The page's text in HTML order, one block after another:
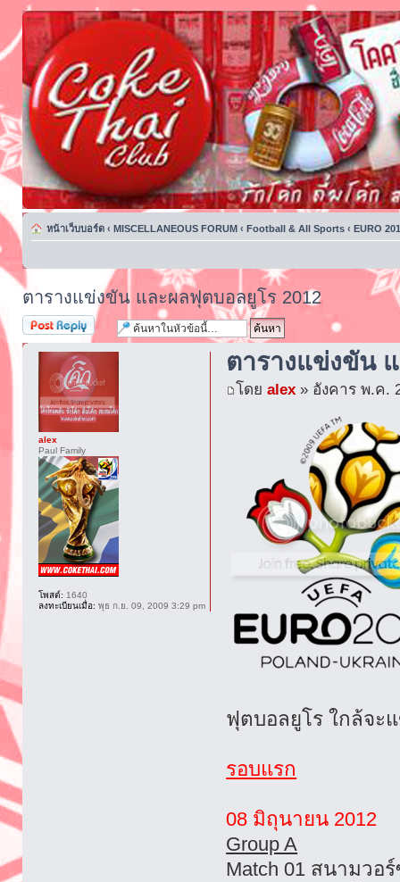
หน้าเว็บบอร์ด ‹ MISCELLANEOUS FORUM ‹ Football & All Sports ‹ EURO
ตารางแข่งขัน และผลฟุตบอลยูโร 2012
ตอบกระทู้
ตารางแข่งขัน
โดยalex » อังคาร พ.ค.
ฟุตบอลยูโร ใกล้จะ
รอบแรก
08 มิถุนายน 2012
Group A
Match 01 สนามวอ
alex
Paul Family
โพสต์: 1640
ลงทะเบียนเมื่อ: พุธ ก.ย. 09, 2009 3:29 pm